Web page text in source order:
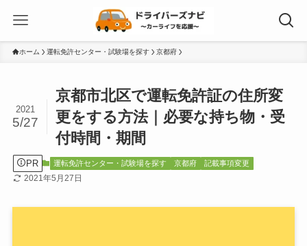
ホーム 運転免許センター・試験場を探す 京都府
京都市北区で運転免許証の住所変
更をする方法｜必要な持ち物・受
付時間・期間
2021
5/27
PR 運転免許センター・試験場を探す 京都府 記載事項変更
2021年5月27日